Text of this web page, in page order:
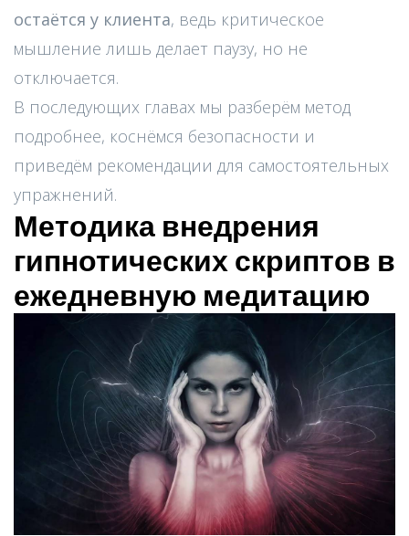
остаётся у клиента, ведь критическое
мышление лишь делает паузу, но не
отключается.
В последующих главах мы разберём метод
подробнее, коснёмся безопасности и
приведём рекомендации для самостоятельных
упражнений.
Методика внедрения
гипнотических скриптов в
ежедневную медитацию